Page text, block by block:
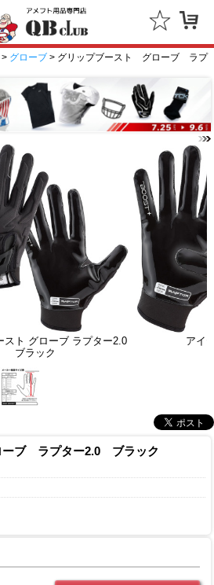
> グローブ > グリップブースト グローブ ラプ
スト グローブ ラプター2.0
ブラック
アイ
ブ ラプター2.0 ブラック